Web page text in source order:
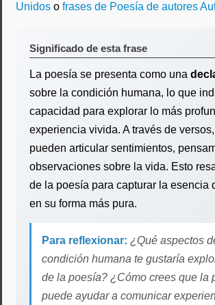
Unidos o frases de Poesía de autores
Significado de esta frase
La poesía se presenta como una
sobre la condición humana, lo que
capacidad para explorar lo más
experiencia vivida. A través de
pueden articular sentimientos,
observaciones sobre la vida. Esto
de la poesía para capturar la esencia
en su forma más pura.
Para reflexionar: ¿Qué aspectos
condición humana te gustaría
de la poesía? ¿Cómo crees que la
puede ayudar a comunicar